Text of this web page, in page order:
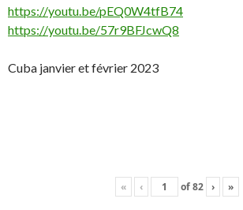
https://youtu.be/pEQ0W4tfB74
https://youtu.be/57r9BFJcwQ8
Cuba janvier et février 2023
« ‹ of82 › »